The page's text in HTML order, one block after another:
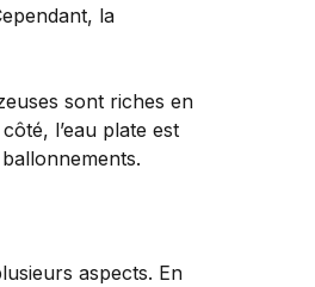
la
sont riches en
l’eau plate est
aspects. En